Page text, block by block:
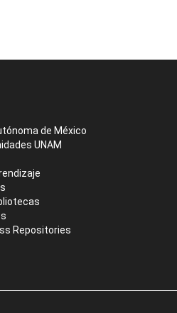
de México
UNAM
Repositories